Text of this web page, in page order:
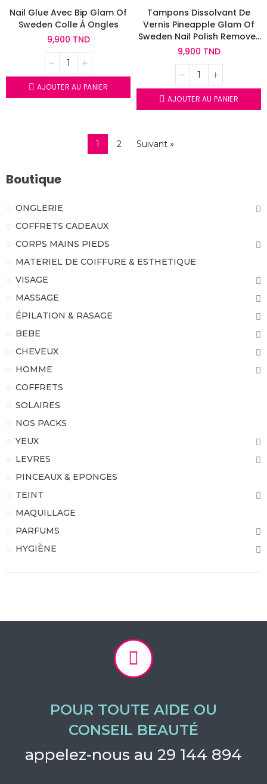
Nail Glue Avec Bip Glam Of
Sweden Colle À Ongles
9,900 TND
AJOUTER AU PANIER
Tampons Dissolvant De
Vernis Pineapple Glam Of
Sweden Nail Polish Remover
Pads
9,900 TND
AJOUTER AU PANIER
1 2 Suivant »
Boutique
ONGLERIE
COFFRETS CADEAUX
CORPS MAINS PIEDS
MATERIEL DE COIFFURE & ESTHETIQUE
VISAGE
MASSAGE
ÉPILATION & RASAGE
BEBE
CHEVEUX
HOMME
COFFRETS
SOLAIRES
NOS PACKS
YEUX
LEVRES
PINCEAUX & EPONGES
TEINT
MAQUILLAGE
PARFUMS
HYGIÈNE
POUR TOUTE AIDE OU
CONSEIL BEAUTÉ
appelez-nous au 29 144 894